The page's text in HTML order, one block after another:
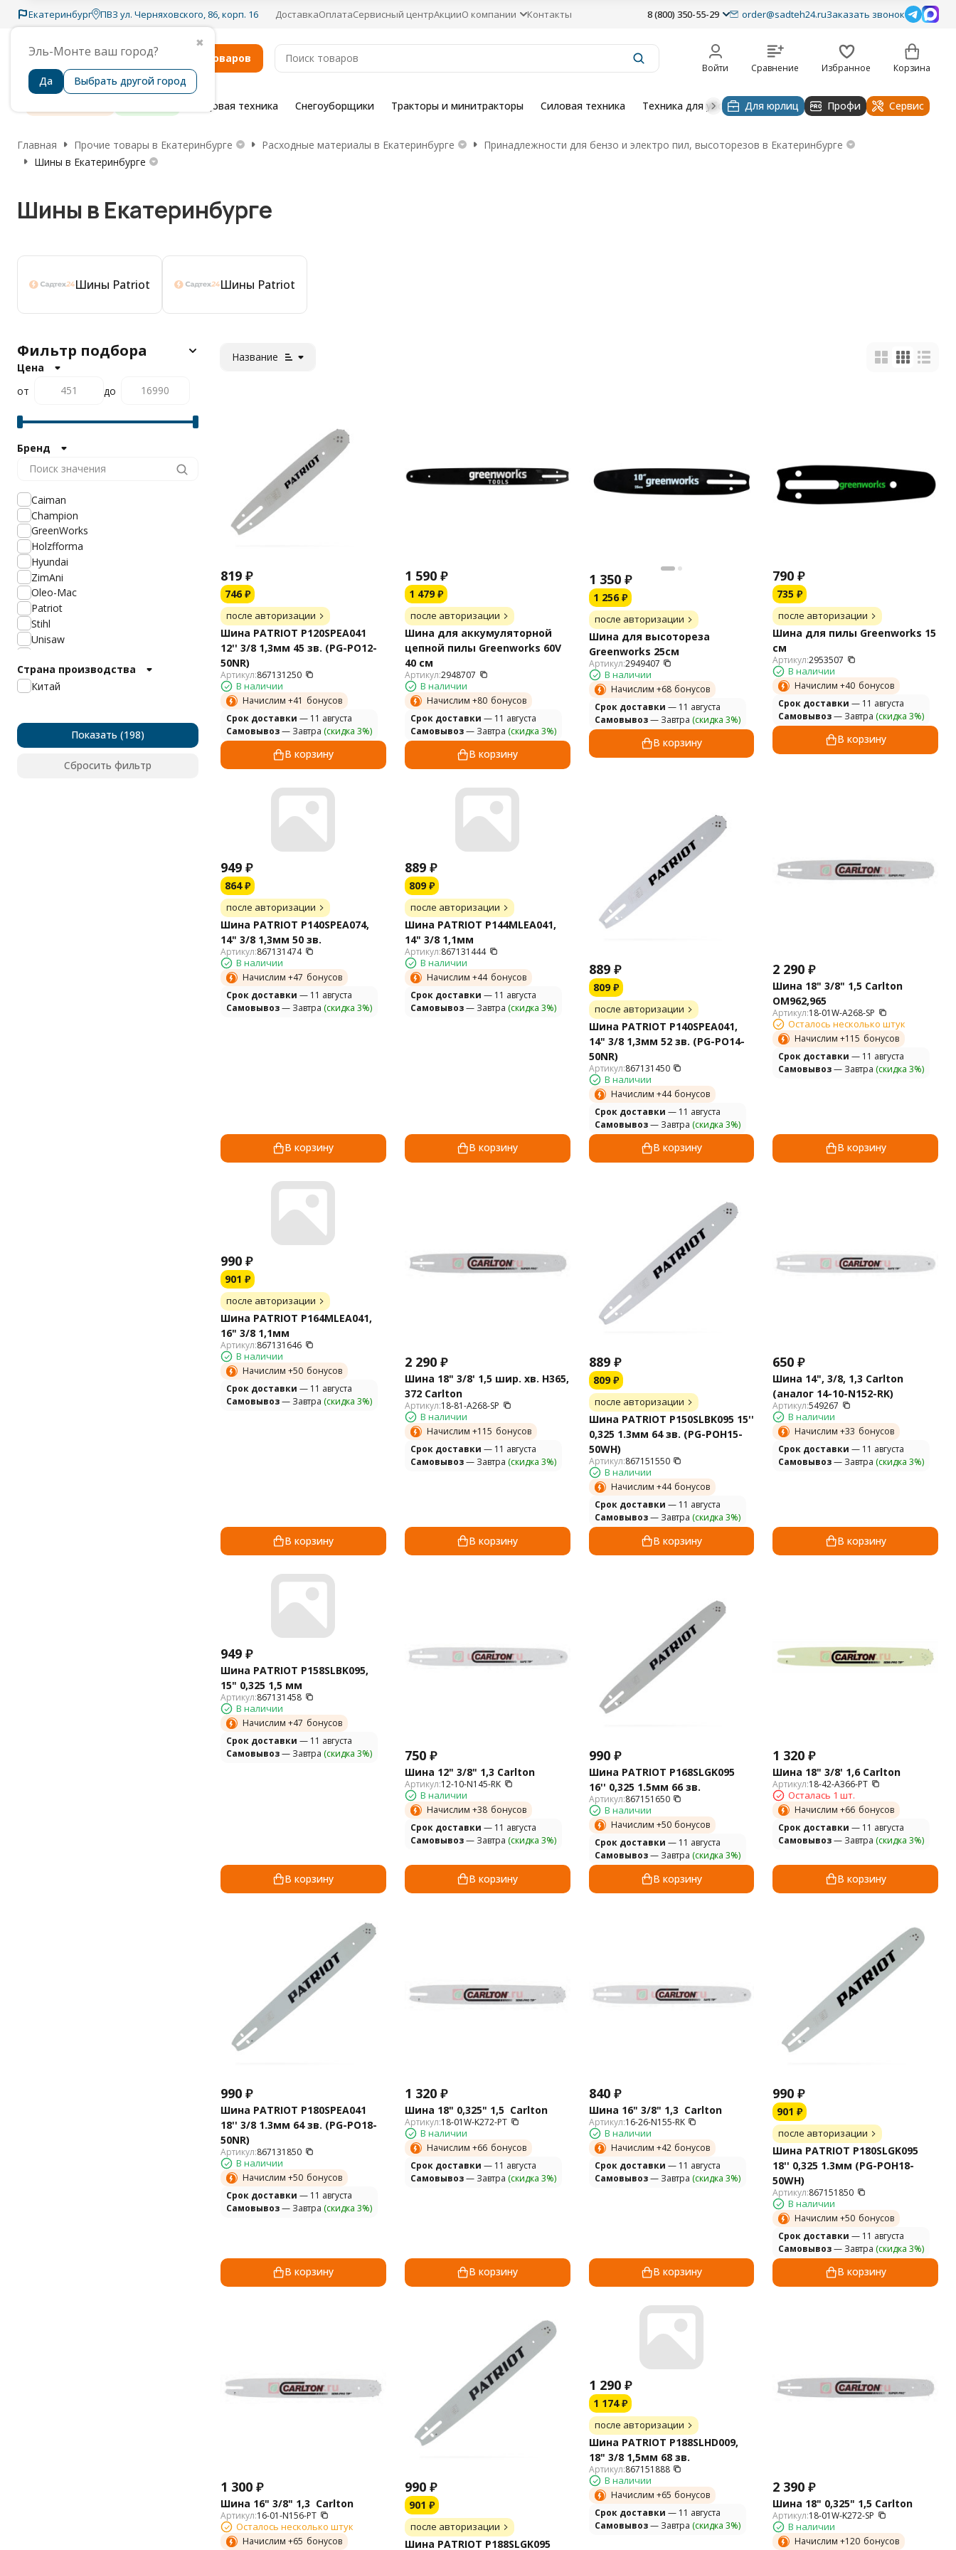
Екатеринбург
✖
Эль-Монте ваш город?
Да Выбрать другой город
ПВЗ ул. Черняховского, 86, корп. 16 ДоставкаОплатаСервисный центрАкцииО компании Контакты 8 (800) 350-55-29 order@sadteh24.ruЗаказать звонок
Каталог товаров
Войти Сравнение Избранное Корзина
Садовая техника Снегоуборщики Тракторы и минитракторы Силовая техника Техника для уборки Строительная техника
Для юрлиц Профи Сервис
Главная Прочие товары в Екатеринбурге Расходные материалы в Екатеринбурге
Принадлежности для бензо и электро пил, высоторезов в Екатеринбурге
Шины в Екатеринбурге
Шины в Екатеринбурге
Шины Patriot Шины Patriot
Название
819 ₽
746 ₽
после авторизации
Шина PATRIOT P120SPEA041
12'' 3/8 1,3мм 45 зв. (PG-PO12-
50NR)
Артикул:867131250
В наличии
Начислим +41 бонусов
Cрок доставки — 11 августа
Самовывоз— Завтра (скидка 3%)
В корзину
1 590 ₽
1 479 ₽
после авторизации
Шина для аккумуляторной
цепной пилы Greenworks 60V
40 см
Артикул:2948707
В наличии
Начислим +80 бонусов
Cрок доставки — 11 августа
Самовывоз— Завтра (скидка 3%)
В корзину
1 350 ₽
1 256 ₽
после авторизации
Шина для высотореза
Greenworks 25см
Артикул:2949407
В наличии
Начислим +68 бонусов
Cрок доставки — 11 августа
Самовывоз— Завтра (скидка 3%)
В корзину
790 ₽
735 ₽
после авторизации
Шина для пилы Greenworks 15
см
Артикул:2953507
В наличии
Начислим +40 бонусов
Cрок доставки — 11 августа
Самовывоз— Завтра (скидка 3%)
В корзину
949 ₽
864 ₽
после авторизации
Шина PATRIOT P140SPEA074,
14" 3/8 1,3мм 50 зв.
Артикул:867131474
В наличии
Начислим +47 бонусов
Cрок доставки — 11 августа
Самовывоз— Завтра (скидка 3%)
В корзину
889 ₽
809 ₽
после авторизации
Шина PATRIOT P144MLEA041,
14" 3/8 1,1мм
Артикул:867131444
В наличии
Начислим +44 бонусов
Cрок доставки — 11 августа
Самовывоз— Завтра (скидка 3%)
В корзину
889 ₽
809 ₽
после авторизации
Шина PATRIOT P140SPEA041,
14" 3/8 1,3мм 52 зв. (PG-PO14-
50NR)
Артикул:867131450
В наличии
Начислим +44 бонусов
Cрок доставки — 11 августа
Самовывоз— Завтра (скидка 3%)
В корзину
2 290 ₽
Шина 18" 3/8" 1,5 Carlton
ОМ962,965
Артикул:18-01W-A268-SP
Осталось несколько штук
Начислим +115 бонусов
Cрок доставки — 11 августа
Самовывоз— Завтра (скидка 3%)
В корзину
990 ₽
901 ₽
после авторизации
Шина PATRIOT P164MLEA041,
16" 3/8 1,1мм
Артикул:867131646
В наличии
Начислим +50 бонусов
Cрок доставки — 11 августа
Самовывоз— Завтра (скидка 3%)
В корзину
2 290 ₽
Шина 18" 3/8' 1,5 шир. хв. H365,
372 Carlton
Артикул:18-81-A268-SP
В наличии
Начислим +115 бонусов
Cрок доставки — 11 августа
Самовывоз— Завтра (скидка 3%)
В корзину
889 ₽
809 ₽
после авторизации
Шина PATRIOT P150SLBK095 15''
0,325 1.3мм 64 зв. (PG-POH15-
50WH)
Артикул:867151550
В наличии
Начислим +44 бонусов
Cрок доставки — 11 августа
Самовывоз— Завтра (скидка 3%)
В корзину
650 ₽
Шина 14", 3/8, 1,3 Carlton
(аналог 14-10-N152-RK)
Артикул:549267
В наличии
Начислим +33 бонусов
Cрок доставки — 11 августа
Самовывоз— Завтра (скидка 3%)
В корзину
949 ₽
Шина PATRIOT P158SLBK095,
15" 0,325 1,5 мм
Артикул:867131458
В наличии
Начислим +47 бонусов
Cрок доставки — 11 августа
Самовывоз— Завтра (скидка 3%)
В корзину
750 ₽
Шина 12" 3/8" 1,3 Carlton
Артикул:12-10-N145-RK
В наличии
Начислим +38 бонусов
Cрок доставки — 11 августа
Самовывоз— Завтра (скидка 3%)
В корзину
990 ₽
Шина PATRIOT P168SLGK095
16'' 0,325 1.5мм 66 зв.
Артикул:867151650
В наличии
Начислим +50 бонусов
Cрок доставки — 11 августа
Самовывоз— Завтра (скидка 3%)
В корзину
1 320 ₽
Шина 18" 3/8' 1,6 Carlton
Артикул:18-42-A366-PT
Осталась 1 шт.
Начислим +66 бонусов
Cрок доставки — 11 августа
Самовывоз— Завтра (скидка 3%)
В корзину
990 ₽
Шина PATRIOT P180SPEA041
18'' 3/8 1.3мм 64 зв. (PG-PO18-
50NR)
Артикул:867131850
В наличии
Начислим +50 бонусов
Cрок доставки — 11 августа
Самовывоз— Завтра (скидка 3%)
В корзину
1 320 ₽
Шина 18" 0,325" 1,5 Carlton
Артикул:18-01W-K272-PT
В наличии
Начислим +66 бонусов
Cрок доставки — 11 августа
Самовывоз— Завтра (скидка 3%)
В корзину
840 ₽
Шина 16" 3/8" 1,3 Carlton
Артикул:16-26-N155-RK
В наличии
Начислим +42 бонусов
Cрок доставки — 11 августа
Самовывоз— Завтра (скидка 3%)
В корзину
990 ₽
901 ₽
после авторизации
Шина PATRIOT P180SLGK095
18'' 0,325 1.3мм (PG-POH18-
50WH)
Артикул:867151850
В наличии
Начислим +50 бонусов
Cрок доставки — 11 августа
Самовывоз— Завтра (скидка 3%)
В корзину
1 300 ₽
Шина 16" 3/8" 1,3 Carlton
Артикул:16-01-N156-PT
Осталось несколько штук
Начислим +65 бонусов
990 ₽
901 ₽
после авторизации
Шина PATRIOT P188SLGK095
1 290 ₽
1 174 ₽
после авторизации
Шина PATRIOT P188SLHD009,
18" 3/8 1,5мм 68 зв.
Артикул:867151888
В наличии
Начислим +65 бонусов
Cрок доставки — 11 августа
Самовывоз— Завтра (скидка 3%)
2 390 ₽
Шина 18" 0,325" 1,5 Carlton
Артикул:18-01W-K272-SP
В наличии
Начислим +120 бонусов
Фильтр подбора
Цена
от
до
Бренд
Caiman
Champion
GreenWorks
Holzfforma
Hyundai
ZimAni
Oleo-Mac
Patriot
Stihl
Unisaw
Husqvarna
Windsor
Страна производства
Китай
Показать
Сбросить фильтр